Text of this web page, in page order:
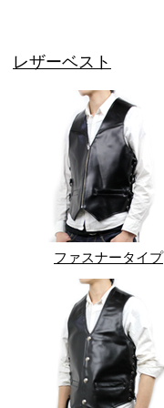
レザーベスト
ファスナータイプ